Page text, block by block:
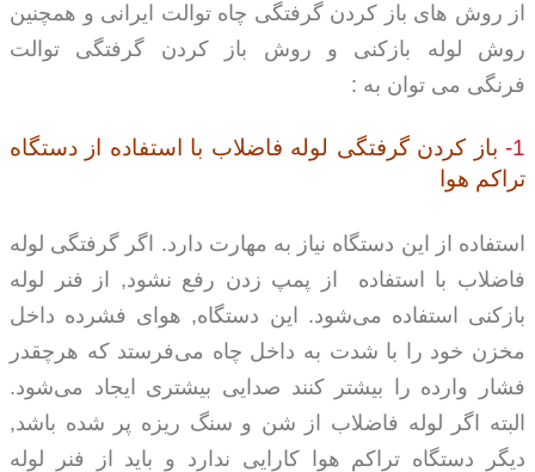
از روش های باز کردن گرفتگی چاه توالت ایرانی و همچنین
روش لوله بازکنی و روش باز کردن گرفتگی توالت
فرنگی می توان به :
1- باز کردن گرفتگی لوله فاضلاب با استفاده از دستگاه
تراکم هوا
استفاده از این دستگاه نیاز به مهارت دارد. اگر گرفتگی لوله
فاضلاب با استفاده از پمپ زدن رفع نشود, از فنر لوله
بازکنی استفاده می‌شود. این دستگاه, هوای فشرده داخل
مخزن خود را با شدت به داخل چاه می‌فرستد که هرچقدر
فشار وارده را بیشتر کنند صدایی بیشتری ایجاد می‌شود.
البته اگر لوله فاضلاب از شن و سنگ ریزه پر شده باشد,
دیگر دستگاه تراکم هوا کارایی ندارد و باید از فنر لوله